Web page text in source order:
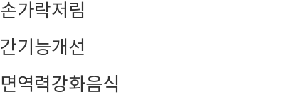
손가락저림
간기능개선
면역력강화음식